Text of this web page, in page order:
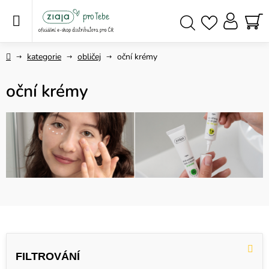
Domůkategorie obličej oční krémy
oční krémy
V